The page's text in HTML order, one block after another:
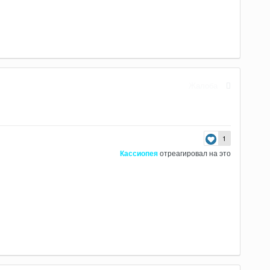
1
Кассиопеяотреагировал на это